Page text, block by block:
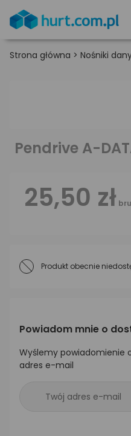
Strona główna > Nośniki
Pendrive A-
25,50 zł
Produkt obecnie
Powiadom mnie o
Wyślemy powiadomienie
adres e-mail